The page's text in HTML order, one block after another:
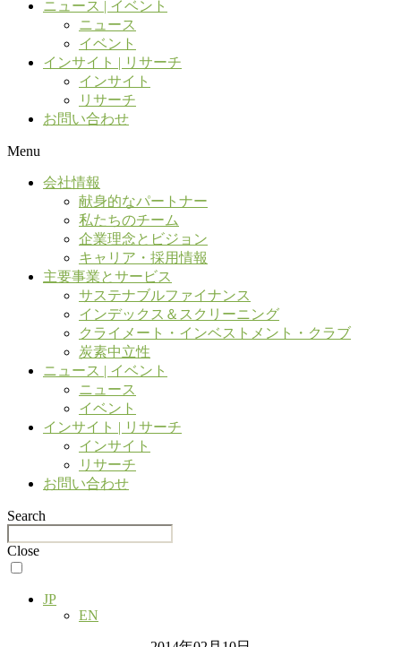
ニュース | イベント
ニュース
イベント
インサイト | リサーチ
インサイト
リサーチ
お問い合わせ
Menu
会社情報
献身的なパートナー
私たちのチーム
企業理念とビジョン
キャリア・採用情報
主要事業とサービス
サステナブルファイナンス
インデックス＆スクリーニング
クライメート・インベストメント・クラブ
炭素中立性
ニュース | イベント
ニュース
イベント
インサイト | リサーチ
インサイト
リサーチ
お問い合わせ
Search
Close
JP
EN